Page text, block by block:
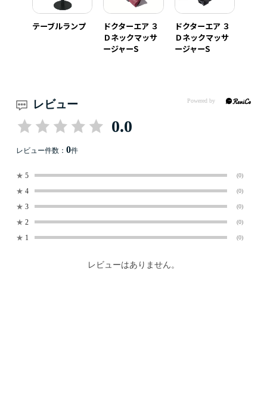
テーブルランプ
ドクターエア ３
Ｄネックマッサ
ージャーS
ドクターエア ３
Ｄネックマッサ
ージャーS
レビュー
0.0
レビュー件数： 0件
★ 5 (0)
★ 4 (0)
★ 3 (0)
★ 2 (0)
★ 1 (0)
レビューはありません。